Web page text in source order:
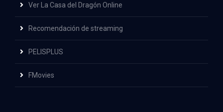
Ver La Casa del Dragón Online
Recomendación de streaming
PELISPLUS
FMovies